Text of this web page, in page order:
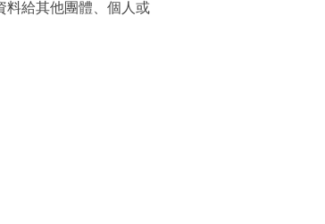
料給其他團體、個人或